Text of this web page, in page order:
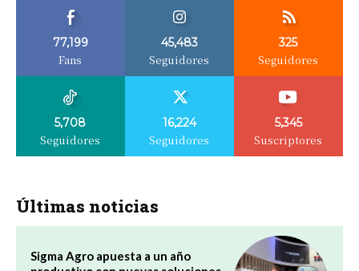
77,199
Fans
45,483
Seguidores
325
Seguidores
5,708
Seguidores
16,224
Seguidores
5,345
Suscriptores
Últimas noticias
Sigma Agro apuesta a un año